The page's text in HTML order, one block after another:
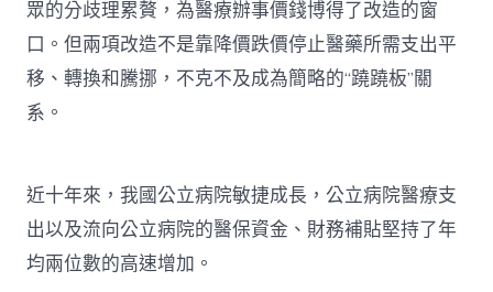
眾的分歧理累贅，為醫療辦事價錢博得了改造的窗
口。但兩項改造不是靠降價跌價停止醫藥所需支出平
移、轉換和騰挪，不克不及成為簡略的“蹺蹺板”關
系。
近十年來，我國公立病院敏捷成長，公立病院醫療支
出以及流向公立病院的醫保資金、財務補貼堅持了年
均兩位數的高速增加。